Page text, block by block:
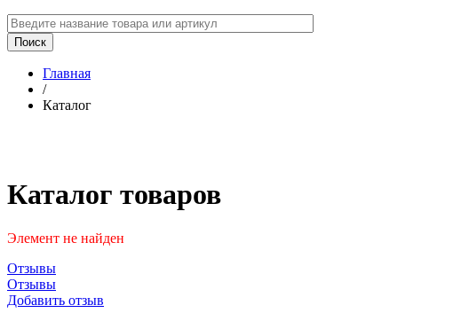
Главная
/
Каталог
Каталог товаров
Элемент не найден
Отзывы
Отзывы
Добавить отзыв